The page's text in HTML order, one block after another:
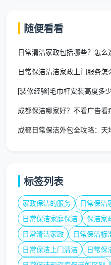
高效清洁设备组
无线多功能吸尘器（节
速效油污分解剂（3分钟
无水渍玻璃清洁液（一
杀菌消毒喷雾（接触表
标准化作业流程：确保每
随便看看
[装修经验]毛巾杆安装高度多
成都保洁哪家好？不看广告
标签列表
家政保洁的服务 日常保洁
日常保洁家庭保洁
保洁家
日常清洁家政
日常保洁标
日常保洁上门清洁
日常保